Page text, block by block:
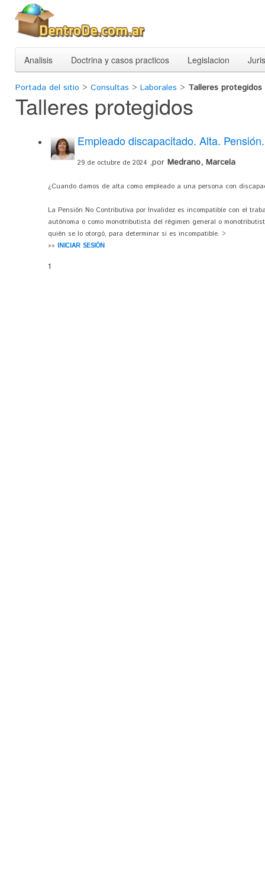
Analisis Doctrina y casos practicos Legislacion
Portada del sitio > Consultas > Laborales > Talleres protegidos
Talleres protegidos
Empleado discapacitado. Alta.
29 de octubre de 2024 ,por Medrano, Marcela
¿Cuando damos de alta como empleado a una persona con
La Pensión No Contributiva por Invalidez es incompatible con el
autónoma o como monotributista del régimen general o
quién se lo otorgó, para determinar si es incompatible. >
»» INICIAR SESIÓN
1